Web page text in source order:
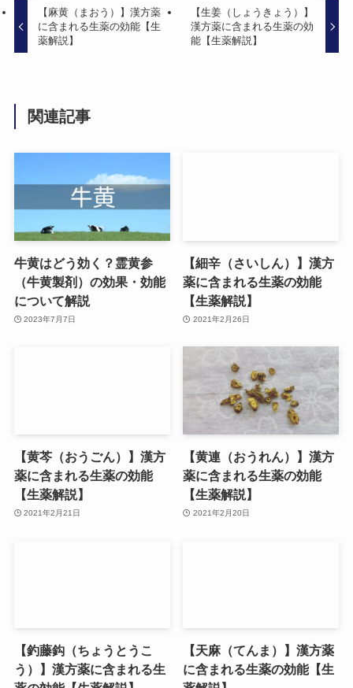
【麻黄（まおう）】漢方薬
に含まれる生薬の効能【生
薬解説】
【生姜（しょうきょう）】
漢方薬に含まれる生薬の効
能【生薬解説】
関連記事
牛黄はどう効く？霊黄参
（牛黄製剤）の効果・効能
について解説
2023年7月7日
【細辛（さいしん）】漢方
薬に含まれる生薬の効能
【生薬解説】
2021年2月26日
【黄芩（おうごん）】漢方
薬に含まれる生薬の効能
【生薬解説】
2021年2月21日
【黄連（おうれん）】漢方
薬に含まれる生薬の効能
【生薬解説】
2021年2月20日
【釣藤鈎（ちょうとうこ
う）】漢方薬に含まれる生
【天麻（てんま）】漢方薬
に含まれる生薬の効能【生